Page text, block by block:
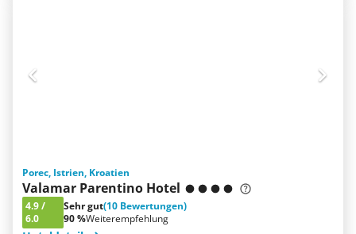
Porec, Istrien, Kroatien
Valamar Parentino Hotel
4.9/
6.0
Sehr gut(10 Bewertungen)
90 %Weiterempfehlung